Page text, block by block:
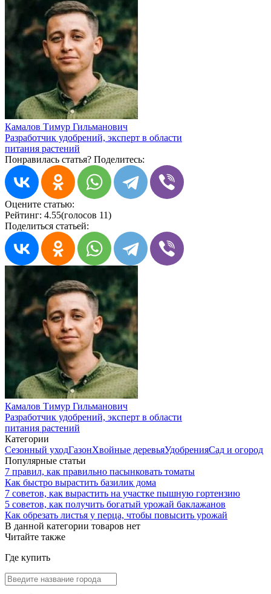
Камалов Тимур Гильманович
Разработчик удобрений, эксперт в области
питания растений
Понравилась статья? Поделитесь:
Оцените статью:
Рейтинг: 4.55(голосов 11)
Поделиться статьей:
Камалов Тимур Гильманович
Разработчик удобрений, эксперт в области
питания растений
Категории
Сезонный уходГазонХвойные деревьяУдобренияСад и огород
Популярные статьи
7 правил, как правильно пасынковать томаты
Как быстро вырастить базилик дома
7 советов, как вырастить на участке пышную гортензию
5 советов, как получить богатый урожай баклажанов
Как обрезать листья у перца, чтобы повысить урожай
В данной категории товаров нет
Читайте также
Где купить